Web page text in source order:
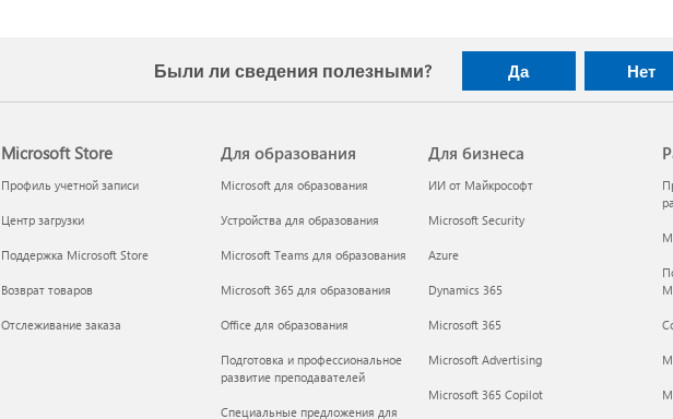
Были ли сведения полезными? Да Нет
Microsoft Store
Профиль учетной записи
Центр загрузки
Поддержка Microsoft Store
Возврат товаров
Отслеживание заказа
Для образования
Microsoft для образования
Устройства для образования
Microsoft Teams для образования
Microsoft 365 для образования
Office для образования
Подготовка и профессиональное
развитие преподавателей
Специальные предложения для
Для бизнеса
ИИ от Майкрософт
Microsoft Security
Azure
Dynamics 365
Microsoft 365
Microsoft Advertising
Microsoft 365 Copilot